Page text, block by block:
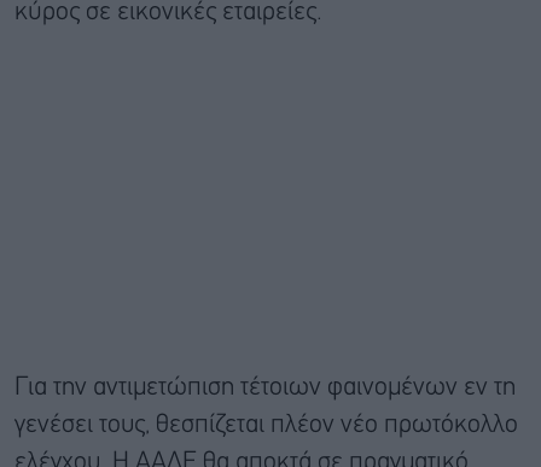
κύρος σε εικονικές εταιρείες.
Για την αντιμετώπιση τέτοιων φαινομένων εν τη
γενέσει τους, θεσπίζεται πλέον νέο πρωτόκολλο